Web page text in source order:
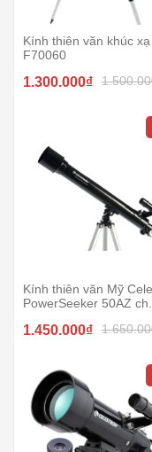
Kính thiên văn khúc xạ
F70060
1.300.000₫
Kính thiên văn Mỹ
PowerSeeker 50AZ ch...
1.450.000₫